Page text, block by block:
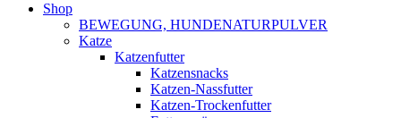
Shop
BEWEGUNG, HUNDENATURPULVER
Katze
Katzenfutter
Katzensnacks
Katzen-Nassfutter
Katzen-Trockenfutter